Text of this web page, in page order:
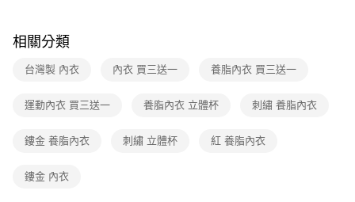
海外
相關分類
台灣製 內衣 內衣 買三送一 養脂內衣 買三送一
運動內衣 買三送一 養脂內衣 立體杯 刺繡 養脂內衣
鏤金 養脂內衣 刺繡 立體杯 紅 養脂內衣
鏤金 內衣